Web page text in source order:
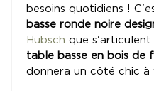
besoins quotidiens !
basse ronde noire
Hubsch que s'articulent
table basse en bois de
donnera un côté chic à